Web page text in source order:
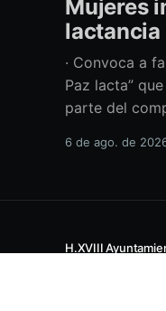
Mujeres
lactancia
· Convoca a
Paz lacta” que
parte del
promuevan
incluyentes,
6 de ago. de
H.XVIII